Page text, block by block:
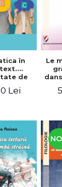
în
de
Lei
Le